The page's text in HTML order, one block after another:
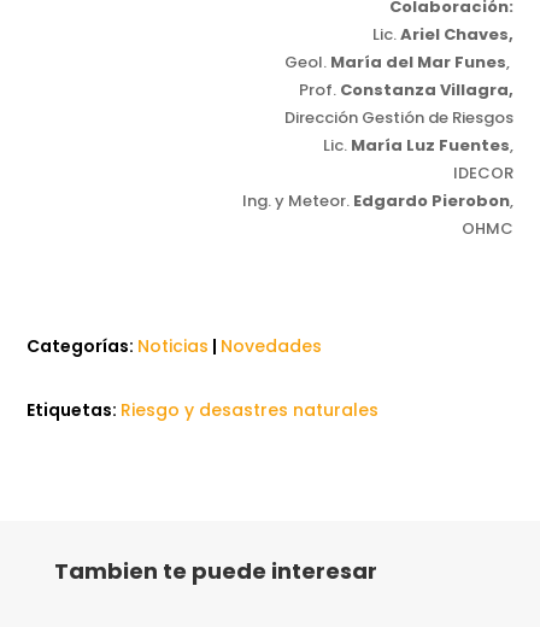
Colaboración:
Lic.Ariel Chaves,
Geol. María del Mar Funes,
Prof. Constanza Villagra,
Dirección Gestión de Riesgos
Lic. María Luz Fuentes,
IDECOR
Ing. y Meteor. Edgardo Pierobon,
OHMC
Categorías: Noticias | Novedades
Etiquetas: Riesgo y desastres naturales
Tambien te puede interesar